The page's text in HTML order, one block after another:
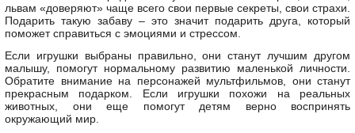
львам «доверяют» чаще всего свои первые секреты, свои страхи.
Подарить такую забаву – это значит подарить друга, который
поможет справиться с эмоциями и стрессом.
Если игрушки выбраны правильно, они станут лучшим другом
малышу, помогут нормальному развитию маленькой личности.
Обратите внимание на персонажей мультфильмов, они станут
прекрасным подарком. Если игрушки похожи на реальных
животных, они еще помогут детям верно воспринять
окружающий мир.